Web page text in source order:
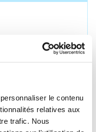
le contenu
relatives aux
trafic. Nous